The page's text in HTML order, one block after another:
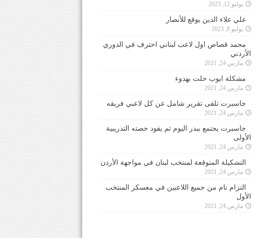
يوليو 12, 2023
علي علاء الدين يوقع للأنصار
يوليو 8, 2023
محمد قصاص اول لاعب لبناني احترف في الدوري
الأردني
مارس 24, 2021
مشكلة ايوب حلت بهدوء
مارس 24, 2021
جاسبرت تلقى تقرير شامل عن كل لاعبي فريقه
مارس 24, 2021
جاسبرت يجتمع ببدر اليوم ثم يقود حصته التدريبية
الأولى
مارس 24, 2021
التشكيلة المتوقعة لمنتخب لبنان في مواجهة الأردن
مارس 24, 2021
التزام تام من جميع اللاعبين في معسكر المنتخب
الأول
مارس 24, 2021